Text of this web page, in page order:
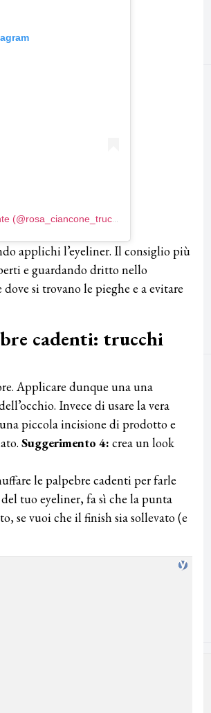
applichi l’eyeliner. Il consiglio più
e guardando dritto nello
si trovano le pieghe e a evitare
cadenti: trucchi
Applicare dunque una una
Invece di usare la vera
piccola incisione di prodotto e
Suggerimento 4: crea un look
le palpebre cadenti per farle
tuo eyeliner, fa sì che la punta
se vuoi che il finish sia sollevato (e